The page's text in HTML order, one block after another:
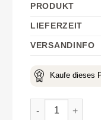
PRODUKT
LIEFERZEIT
VERSANDINFO
Kaufe dieses
Mini Fan Brush
Alternative: